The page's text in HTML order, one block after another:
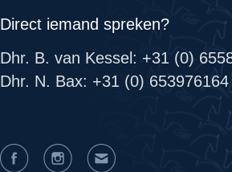
Direct iemand spreken?
Dhr. B. van Kessel: +31 (0)
Dhr. N. Bax: +31 (0)